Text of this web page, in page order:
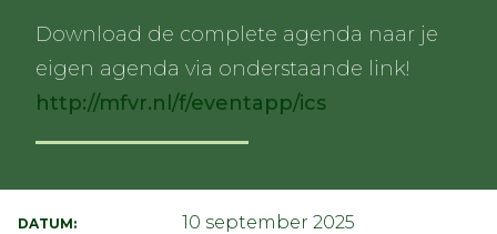
Download de complete agenda naar je
eigen agenda via onderstaande link!
http://mfvr.nl/f/eventapp/ics
DATUM: 10 september 2025